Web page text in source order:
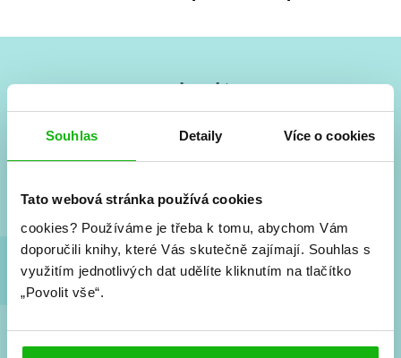
Souhlas Detaily Více o cookies
Tato webová stránka používá cookies
cookies? Používáme je třeba k tomu, abychom Vám
doporučili knihy, které Vás skutečně zajímají. Souhlas s
využitím jednotlivých dat udělíte kliknutím na tlačítko
„Povolit vše“.
Vše kolem #youngadult každý měsíc rovnou do mailu!
a seriálové adaptace a další.
Souhlasím spodmínkami zpracování osobních údajů